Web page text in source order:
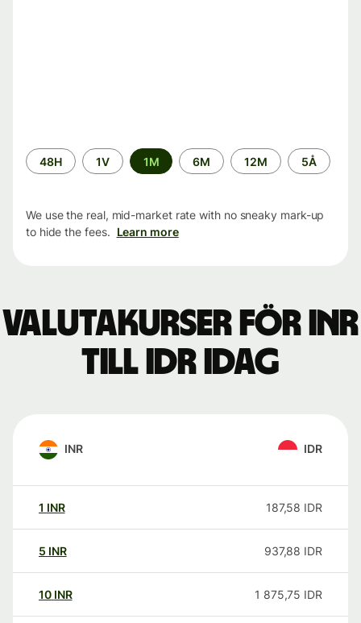
Time
period
48H 1V 1M 6M 12M 5Å
We use the real, mid-market rate with no sneaky mark-up
to hide the fees. Learn more
Valutakurser för INR
till IDR idag
INR IDR
1 INR 187,58 IDR
5 INR 937,88 IDR
10 INR 1 875,75 IDR